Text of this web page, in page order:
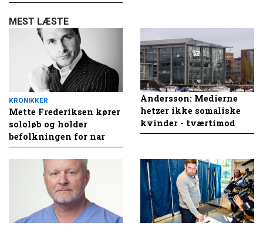
MEST LÆSTE
KRONIKKER
Mette Frederiksen kører
sololøb og holder
befolkningen for nar
Andersson: Medierne
hetzer ikke somaliske
kvinder - tværtimod